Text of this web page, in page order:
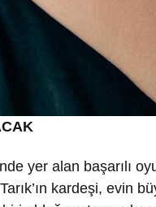
yer alan başarılı
kardeşi, evin